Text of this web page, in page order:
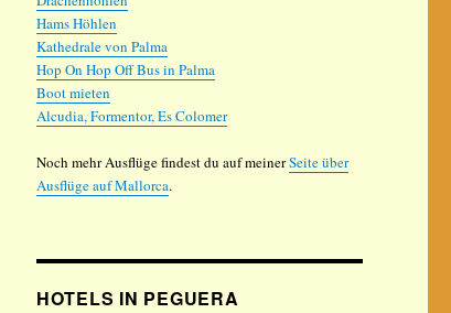
Hams Höhlen
Kathedrale von Palma
Hop On Hop Off Bus in Palma
Boot mieten
Alcudia, Formentor, Es Colomer
Noch mehr Ausflüge findest du auf meinerSeite über
Ausflüge auf Mallorca.
HOTELS IN PEGUERA